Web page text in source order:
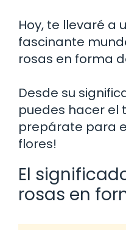
Hoy, te llevaré a
fascinante
rosas en forma
Desde su
puedes hacer el
prepárate para
flores!
El
rosas en